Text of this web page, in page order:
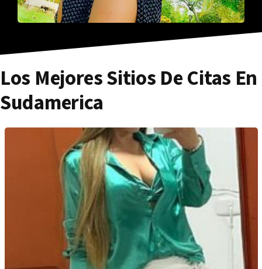
Los Mejores Sitios De Citas En
Sudamerica